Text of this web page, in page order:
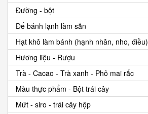
Đường - bột
Đế bánh lạnh làm sẵn
Hạt khô làm bánh (hạnh nhân, nho, điều)
Hương liệu - Rượu
Trà - Cacao - Trà xanh - Phô mai rắc
Màu thực phẩm - Bột trái cây
Mứt - siro - trái cây hộp